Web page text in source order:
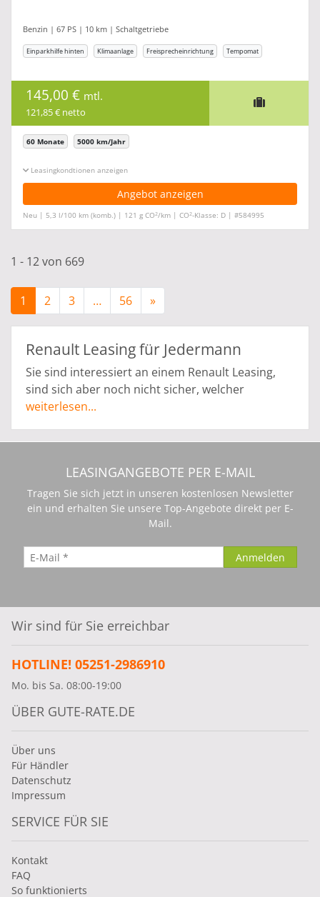
Benzin | 67 PS | 10 km | Schaltgetriebe
Einparkhilfe hinten Klimaanlage Freisprecheinrichtung Tempomat
145,00 € mtl.
121,85 € netto
60 Monate 5000 km/Jahr
Leasingkonditionen ein-/ausblenden
Angebot anzeigen
Neu | 5,3 l/100 km (komb.) | 121 g CO2/km | CO2-Klasse: D | #584995
1 - 12 von 669
1 2 3 … 56 »
Renault Leasing für Jedermann
Sie sind interessiert an einem Renault Leasing,
sind sich aber noch nicht sicher, welcher
Fahrzeugtyp am besten zu Ihnen und Ihren
Angebotspalette ist garantiert für jeden
Vom Stadt-Flitzer bis zum geräumigen SUV, mit
diversen Ausstattungs- und Motorenvarianten:
immer wichtiger werden bekanntlich geräumige
über die Mittelklassewägen Talisman und
Talisman Grandtour bis hin zum SUV-
interessante Alternativen zu anderen Marken zu
bieten. Besonders familienfreundlich aufgrund
seiner Größe ist der geräumige Kangoo. Eine
besonders sparsame Alternative zu
Elektroauto Renault Zoe. Wer lieber mit einem
MPV unterwegs ist, den wird der Renault Scenic
mit erstklassigem Stauraum und bester
preisbewusste Kunden interessante
Fahrzeugmodelle ohne Abstriche in Sachen
Qualität, Innovation, Ausstattung und Fahrspaß
machen zu müssen. Haben wir vielleicht schon
mit einem der oben aufgezählten Fahrzeuge Ihr
Interesse geweckt oder möchten Sie noch ein
wenig unsere attraktiven Leasing Angebote
durchstöbern – auf unserer Seite gibt es noch
weiterlesen...
LEASINGANGEBOTE PER E-MAIL
Tragen Sie sich jetzt in unseren kostenlosen Newsletter
ein und erhalten Sie unsere Top-Angebote direkt per E-
Mail.
Wir sind für Sie erreichbar
HOTLINE! 05251-2986910
Mo. bis Sa. 08:00-19:00
ÜBER GUTE-RATE.DE
Über uns
Für Händler
Datenschutz
Impressum
SERVICE FÜR SIE
Kontakt
FAQ
So funktionierts